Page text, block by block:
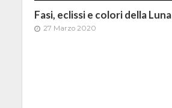
Fasi, eclissi e colori della Luna
27 Marzo 2020